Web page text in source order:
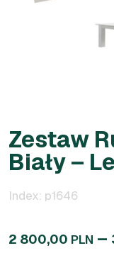
Zestaw
Biały –
Index: p1646
2 800,00 PLN –